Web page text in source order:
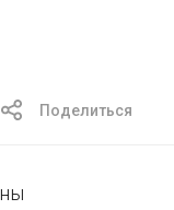
Поделиться